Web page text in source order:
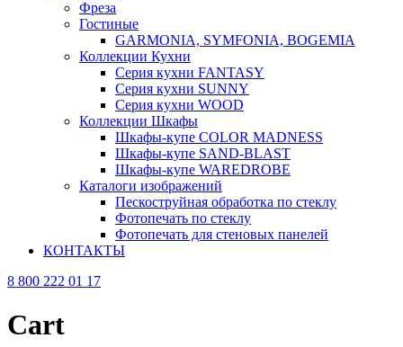
Фреза
Гостиные
GARMONIA, SYMFONIA, BOGEMIA
Коллекции Кухни
Серия кухни FANTASY
Серия кухни SUNNY
Серия кухни WOOD
Коллекции Шкафы
Шкафы-купе COLOR MADNESS
Шкафы-купе SAND-BLAST
Шкафы-купе WAREDROBE
Каталоги изображений
Пескоструйная обработка по стеклу
Фотопечать по стеклу
Фотопечать для стеновых панелей
КОНТАКТЫ
8 800 222 01 17
Cart